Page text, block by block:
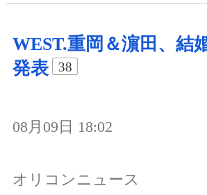
WEST.重岡＆濵田、結
発表
38
08月09日 18:02
オリコンニュース